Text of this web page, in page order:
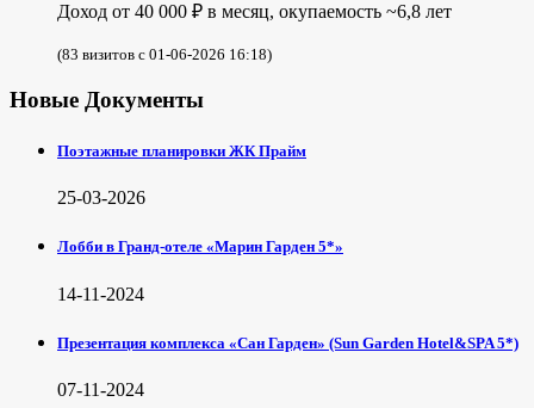
Доход от 40 000 ₽ в месяц, окупаемость ~6,8 лет
(83 визитов с 01-06-2026 16:18)
Новые Документы
Поэтажные планировки ЖК Прайм
25-03-2026
Лобби в Гранд-отеле «Марин Гарден 5*»
14-11-2024
Презентация комплекса «Сан Гарден» (Sun Garden Hotel&SPA 5*)
07-11-2024